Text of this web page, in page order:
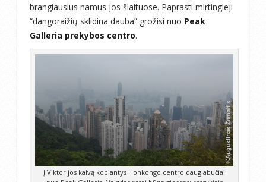
brangiausius namus jos šlaituose. Paprasti mirtingieji
“dangoraižių sklidina dauba” grožisi nuo Peak
Galleria prekybos centro.
Į Viktorijos kalvą kopiantys Honkongo centro daugiabučiai